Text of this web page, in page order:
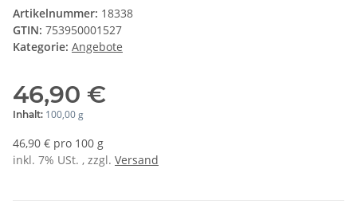
Artikelnummer: 18338
GTIN: 753950001527
Kategorie: Angebote
46,90 €
Inhalt: 100,00 g
46,90 € pro 100 g
inkl. 7% USt. , zzgl. Versand